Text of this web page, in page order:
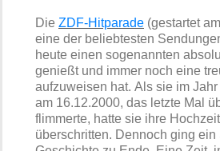
Die ZDF-Hitparade (gestartet
eine der beliebtesten
heute einen sogenannten
genießt und immer noch eine
aufzuweisen hat. Als sie im
am 16.12.2000, das letzte Mal
flimmerte, hatte sie ihre
überschritten. Dennoch ging ein